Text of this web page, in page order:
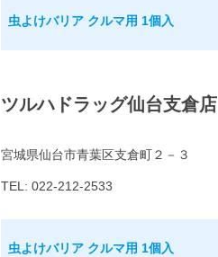
虫よけバリア クルマ用 1個入
ツルハドラッグ仙台支倉店
宮城県仙台市青葉区支倉町２－３
TEL: 022-212-2533
虫よけバリア クルマ用 1個入